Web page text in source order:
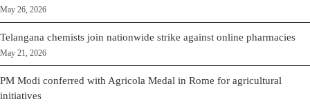
May 26, 2026
Telangana chemists join nationwide strike against online pharmacies
May 21, 2026
PM Modi conferred with Agricola Medal in Rome for agricultural
initiatives